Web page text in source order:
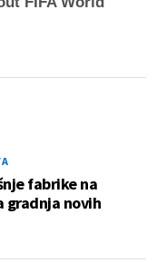
fabrike na
gradnja novih